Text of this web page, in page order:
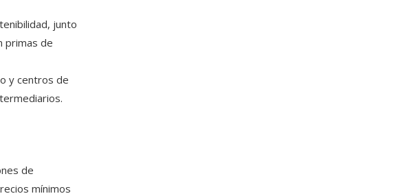
junto
primas de
y centros de
de
mínimos